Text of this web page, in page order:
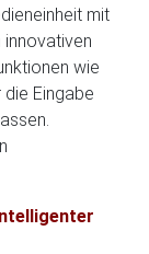
mit
innovativen
wie
Eingabe